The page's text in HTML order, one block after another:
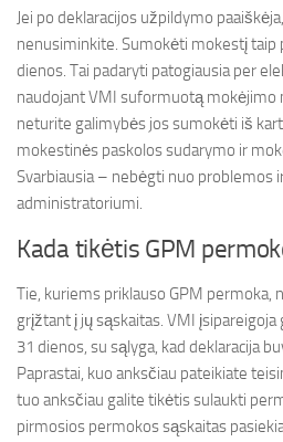
Jei po deklaracijos užpildymo
nenusiminkite. Sumokėti mokestį taip
dienos. Tai padaryti patogiausia per
naudojant VMI suformuotą mokėjimo
neturite galimybės jos sumokėti iš
mokestinės paskolos sudarymo ir
Svarbiausia – nebėgti nuo problemos
administratoriumi.
Kada tikėtis GPM
Tie, kuriems priklauso GPM permoka,
grįžtant į jų sąskaitas. VMI
31 dienos, su sąlyga, kad deklaracija
Paprastai, kuo anksčiau pateikiate
tuo anksčiau galite tikėtis sulaukti
pirmosios permokos sąskaitas